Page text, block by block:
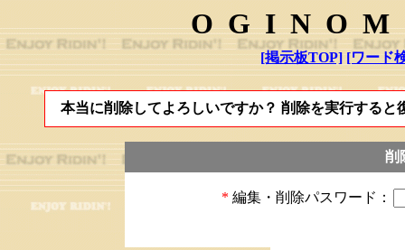
[掲示板TOP] [ワード
本当に削除してよろしいですか？ 削除を実行する
削
* 編集・削除パスワード：